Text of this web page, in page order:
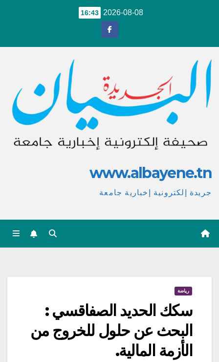
2026-08-08
16:43
www.albayene.tn
جريدة إلكترونية إخبارية جامعة
رياضة
سكك الحديد الصفاقسي :
البحث عن حلول للخروج من
الأزمة المالية.